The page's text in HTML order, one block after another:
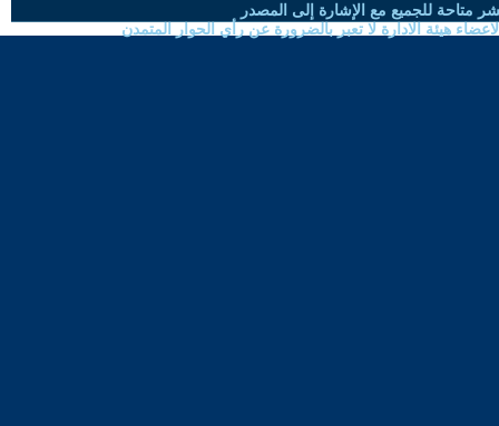
متاحة للجميع مع الإشارة إلى المصدر
هيئة الادارة لا تعبر بالضرورة عن رأي الحوار المتمدن